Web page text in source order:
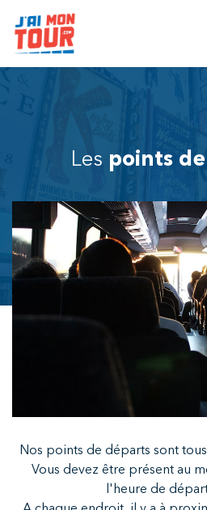
Les points
Nos points de départs sont
Vous devez être présent au
l'heure de